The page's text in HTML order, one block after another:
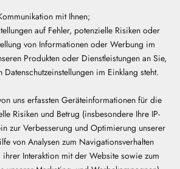
mit Ihnen;
auf Fehler, potenzielle Risiken oder
von Informationen oder Werbung im
Produkten oder Dienstleistungen an Sie,
im Einklang steht.
uns erfassten Geräteinformationen für die
Risiken und Betrug (insbesondere Ihre IP-
zur Verbesserung und Optimierung unserer
von Analysen zum Navigationsverhalten
ihrer Interaktion mit der Website sowie zum